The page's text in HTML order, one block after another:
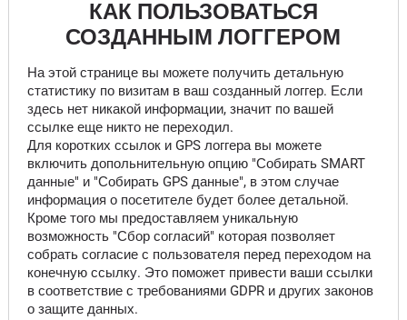
КАК ПОЛЬЗОВАТЬСЯ
СОЗДАННЫМ ЛОГГЕРОМ
На этой странице вы можете получить детальную
статистику по визитам в ваш созданный логгер. Если
здесь нет никакой информации, значит по вашей
ссылке еще никто не переходил.
Для коротких ссылок и GPS логгера вы можете
включить допольнительную опцию "Собирать SMART
данные" и "Собирать GPS данные", в этом случае
информация о посетителе будет более детальной.
Кроме того мы предоставляем уникальную
возможность "Сбор согласий" которая позволяет
собрать согласие с пользователя перед переходом на
конечную ссылку. Это поможет привести ваши ссылки
в соответствие с требованиями GDPR и других законов
о защите данных.